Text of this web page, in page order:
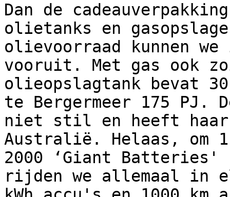
Dan de
olietanks en
olievoorraad kunnen we
vooruit. Met gas ook
olieopslagtank bevat
te Bergermeer 175
niet stil en heeft
Australië. Helaas, om
2000 ‘Giant Batteries'
rijden we allemaal in